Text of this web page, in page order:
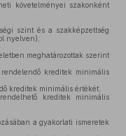
követelményei szakonként
szint és a szakképzettség
nyelven);
meghatározottak szerint
kreditek minimális
kreditek minimális értékét,
kreditek minimális
a gyakorlati ismeretek